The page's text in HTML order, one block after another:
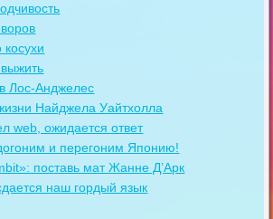
Лос-Анджелес
Найджела Уайтхолла
web, ожидается ответ
и перегоним Японию!
поставь мат Жанне Д’Арк
наш гордый язык